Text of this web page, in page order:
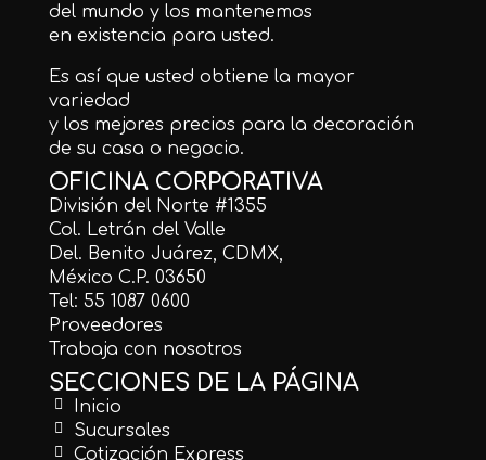
del mundo y los mantenemos
en existencia para usted.
Es así que usted obtiene la mayor
variedad
y los mejores precios para la decoración
de su casa o negocio.
OFICINA CORPORATIVA
División del Norte #1355
Col. Letrán del Valle
Del. Benito Juárez, CDMX,
México C.P. 03650
Tel: 55 1087 0600
Proveedores
Trabaja con nosotros
SECCIONES DE LA PÁGINA
Inicio
Sucursales
Cotización Express